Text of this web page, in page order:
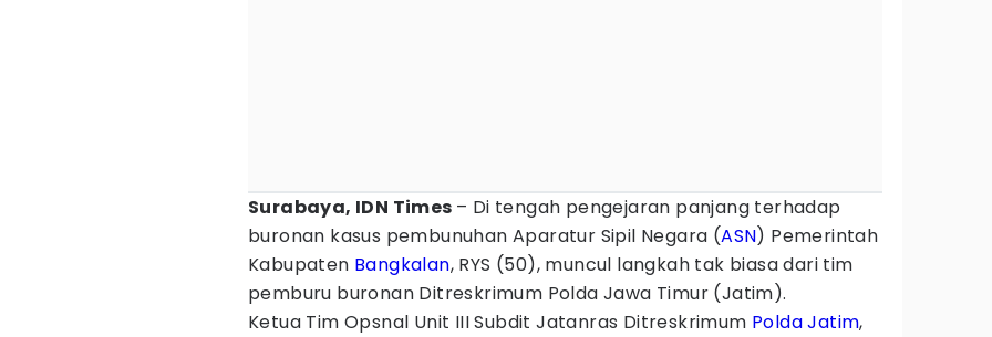
Surabaya, IDN Times – Di tengah pengejaran panjang terhadap
buronan kasus pembunuhan Aparatur Sipil Negara (ASN) Pemerintah
Kabupaten Bangkalan, RYS (50), muncul langkah tak biasa dari tim
pemburu buronan Ditreskrimum Polda Jawa Timur (Jatim).
Ketua Tim Opsnal Unit III Subdit Jatanras Ditreskrimum Polda Jatim,